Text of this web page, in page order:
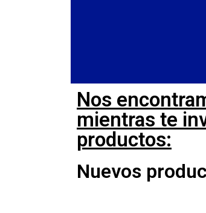
Nos
mientras te
productos:
Nuevos